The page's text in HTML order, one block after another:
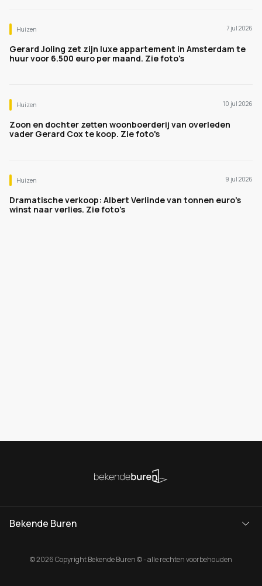
Huizen 7 jul 2026
Gerard Joling zet zijn luxe appartement in Amsterdam te
huur voor 6.500 euro per maand. Zie foto's
Huizen 10 jul 2026
Zoon en dochter zetten woonboerderij van overleden
vader Gerard Cox te koop. Zie foto's
Huizen 9 jul 2026
Dramatische verkoop: Albert Verlinde van tonnen euro's
winst naar verlies. Zie foto's
Bekende Buren
© 2026 Copyright Bekende Buren © - alle rechten voorbehouden